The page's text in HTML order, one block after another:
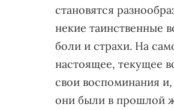
становятся
некие таинственные
боли и страхи. На
настоящее, текущее
свои воспоминания
они были в прошлой